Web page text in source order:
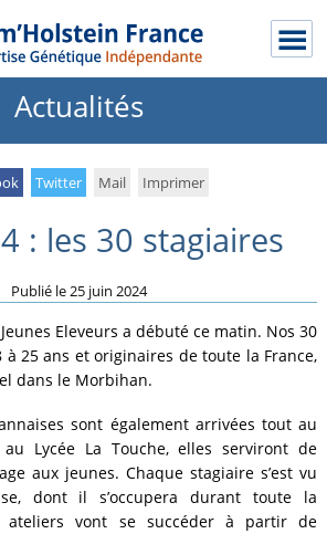
Actualités
Twitter Mail Imprimer
: les 30 stagiaires
Publié le25 juin 2024
Jeunes Eleveurs a débuté ce matin. Nos 30
à 25 ans et originaires de toute la France,
dans le Morbihan.
sont également arrivées tout au
Lycée La Touche, elles serviront de
aux jeunes. Chaque stagiaire s’est vu
dont il s’occupera durant toute la
ateliers vont se succéder à partir de